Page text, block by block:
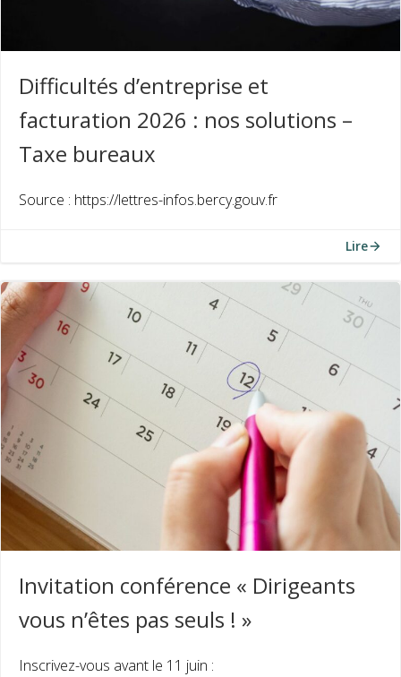
Difficultés d’entreprise et
facturation 2026 : nos solutions –
Taxe bureaux
Source : https://lettres-infos.bercy.gouv.fr
Lire
Invitation conférence « Dirigeants
vous n’êtes pas seuls ! »
Inscrivez-vous avant le 11 juin :